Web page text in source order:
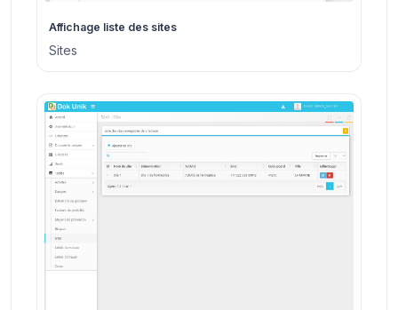
Affichage liste des sites
Sites